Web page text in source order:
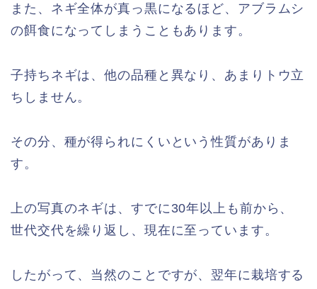
また、ネギ全体が真っ黒になるほど、アブラムシ
の餌食になってしまうこともあります。
子持ちネギは、他の品種と異なり、あまりトウ立
ちしません。
その分、種が得られにくいという性質がありま
す。
上の写真のネギは、すでに30年以上も前から、
世代交代を繰り返し、現在に至っています。
したがって、当然のことですが、翌年に栽培する